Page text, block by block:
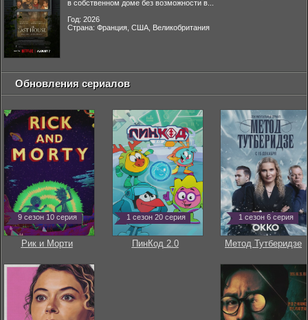
в собственном доме без возможности в...
Год: 2026
Страна: Франция, США, Великобритания
Обновления сериалов
9 сезон 10 серия
Рик и Морти
1 сезон 20 серия
ПинКод 2.0
1 сезон 6 серия
Метод Тутберидзе